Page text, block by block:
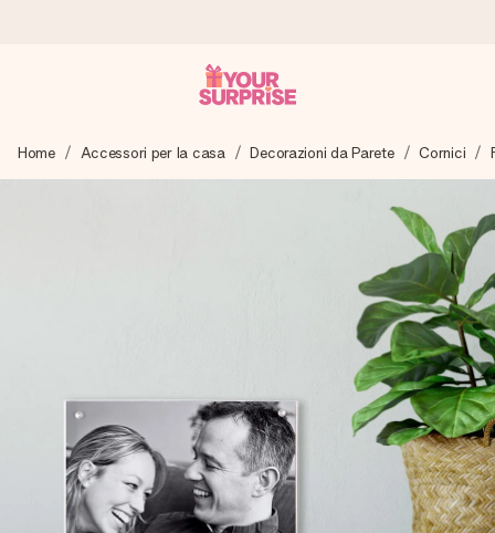
Prepariamo il tuo regalo con attenzione e lo spediamo in un
lampo – così potrai consegnarlo al momento giusto, quando
4,7 (basato su +15.000 recensioni)
I nostri regali ispirano. I clienti ci valutano 4,7 su Google
Biglietto d'auguri gratuito
Realizza qualcosa di unico in pochi passi – con il suo nome,
una tua foto o un messaggio che tocchi il cuore. Nessuna
complicazione, solo tanto amore per il momento perfetto.
Home Accessori per la casa Decorazioni da Parete Cornici